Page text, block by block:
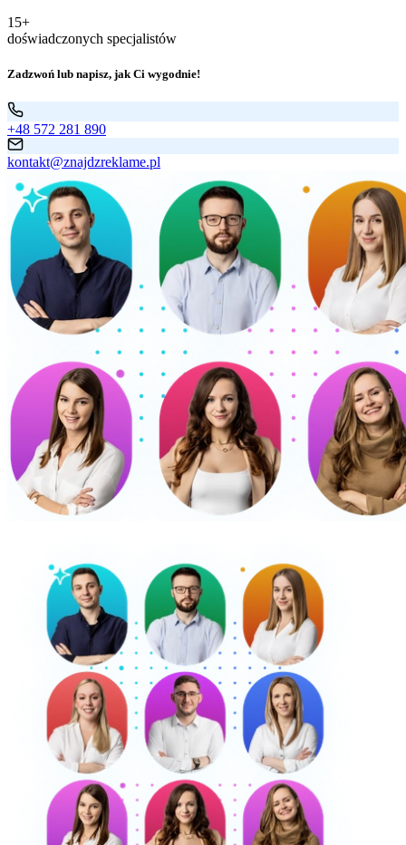
15+
doświadczonych specjalistów
Zadzwoń lub napisz, jak Ci wygodnie!
+48 572 281 890
kontakt@znajdzreklame.pl